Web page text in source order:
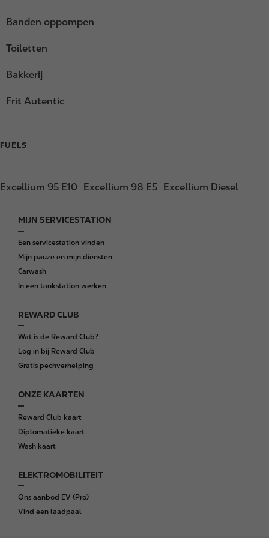
Banden oppompen
Toiletten
Bakkerij
Frit Autentic
FUELS
Excellium 95 E10 Excellium 98 E5 Excellium Diesel
F
o
o
t
e
MIJN SERVICESTATION
Een servicestation vinden
Mijn pauze en mijn diensten
Carwash
In een tankstation werken
REWARD CLUB
Wat is de Reward Club?
Log in bij Reward Club
Gratis pechverhelping
ONZE KAARTEN
Reward Club kaart
Diplomatieke kaart
Wash kaart
ELEKTROMOBILITEIT
Ons aanbod EV (Pro)
Vind een laadpaal